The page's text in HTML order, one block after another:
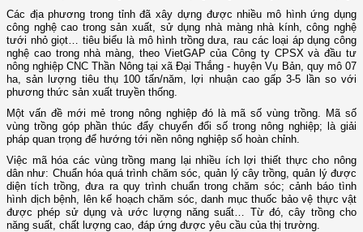
Các địa phương trong tỉnh đã xây dựng được nhiều mô hình ứng dụng
công nghệ cao trong sản xuất, sử dụng nhà màng nhà kính, công nghệ
tưới nhỏ giọt… tiêu biểu là mô hình trồng dưa, rau các loại áp dụng công
nghệ cao trong nhà màng, theo VietGAP của Công ty CPSX và đầu tư
nông nghiệp CNC Thần Nông tại xã Đại Thắng - huyện Vụ Bản, quy mô 07
ha, sản lượng tiêu thụ 100 tấn/năm, lợi nhuận cao gấp 3-5 lần so với
phương thức sản xuất truyền thống.
Một vấn đề mới mẻ trong nông nghiệp đó là mã số vùng trồng. Mã số
vùng trồng góp phần thúc đẩy chuyển đổi số trong nông nghiệp; là giải
pháp quan trọng để hướng tới nền nông nghiệp số hoàn chỉnh.
Việc mã hóa các vùng trồng mang lại nhiều ích lợi thiết thực cho nông
dân như: Chuẩn hóa quá trình chăm sóc, quản lý cây trồng, quản lý được
diện tích trồng, đưa ra quy trình chuẩn trong chăm sóc; cảnh báo tình
hình dịch bệnh, lên kế hoạch chăm sóc, danh mục thuốc bảo vệ thực vật
được phép sử dụng và ước lượng năng suất… Từ đó, cây trồng cho
năng suất, chất lượng cao, đáp ứng được yêu cầu của thị trường.